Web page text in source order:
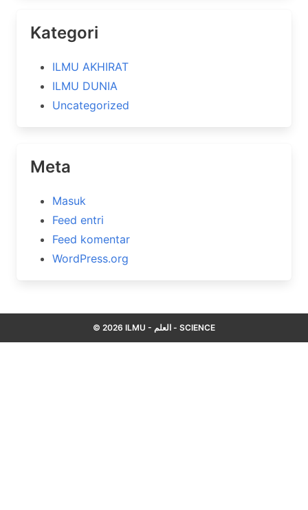
Kategori
ILMU AKHIRAT
ILMU DUNIA
Uncategorized
Meta
Masuk
Feed entri
Feed komentar
WordPress.org
© 2026 ILMU - العلم - SCIENCE